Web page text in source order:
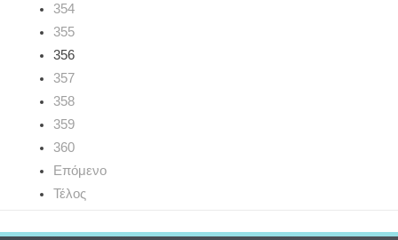
354
355
356
357
358
359
360
Επόμενο
Τέλος